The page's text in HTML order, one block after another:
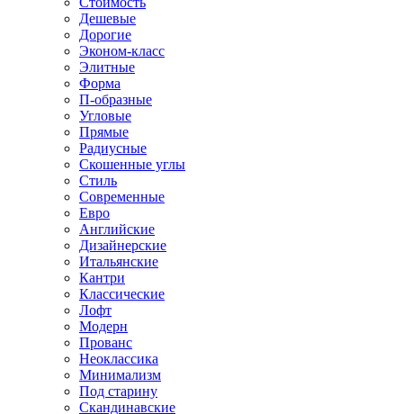
Дешевые
Дорогие
Эконом-класс
Элитные
Форма
П-образные
Угловые
Прямые
Радиусные
Скошенные углы
Стиль
Современные
Евро
Английские
Дизайнерские
Итальянские
Кантри
Классические
Лофт
Модерн
Прованс
Неоклассика
Минимализм
Под старину
Скандинавские